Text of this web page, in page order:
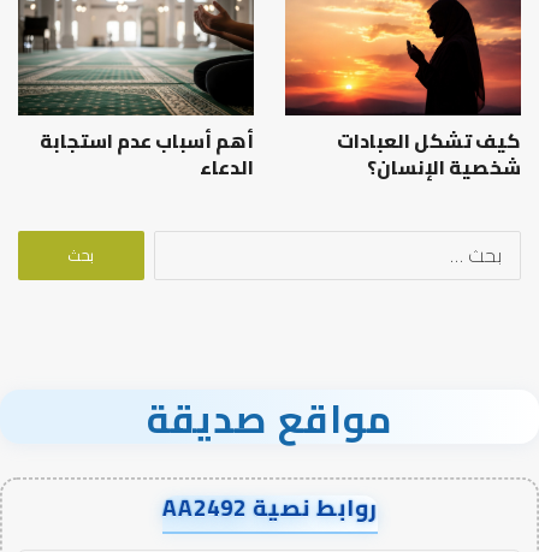
كيف تشكل العبادات
شخصية الإنسان؟
أهم أسباب عدم استجابة
الدعاء
البحث
مواقع صديقة
روابط نصية AA2492